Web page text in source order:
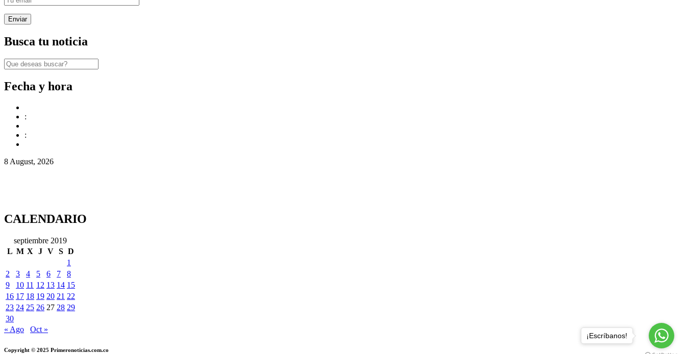
Busca tu noticia
Fecha y hora
:
:
8 August, 2026
CALENDARIO
septiembre 2019
L M X J V S D
1
2
3 4 5 6 7
8
9
10 11 12 13 14 15
16 17 18 19 20 21 22
23 24 25 26 27 28 29
30
« Ago
Oct »
Copyright © 2025 Primeronoticias.com.co
¡Escríbanos!